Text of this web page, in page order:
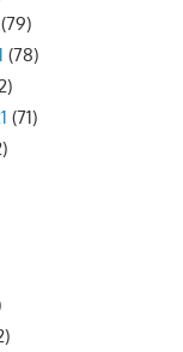
(79)
(78)
(71)